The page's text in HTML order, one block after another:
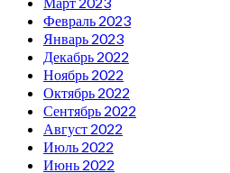
Февраль 2023
Январь 2023
Декабрь 2022
Ноябрь 2022
Октябрь 2022
Сентябрь 2022
Август 2022
Июль 2022
Июнь 2022